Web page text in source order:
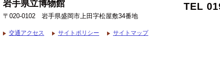
岩手県立博物館
〒020-0102 岩手県盛岡市上田字松屋敷34番地
TEL
交通アクセス サイトポリシー サイトマップ